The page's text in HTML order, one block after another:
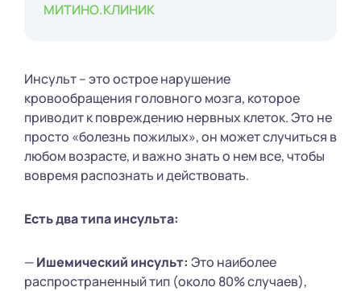
МИТИНО.КЛИНИК
Инсульт – это острое нарушение
кровообращения головного мозга, которое
приводит к повреждению нервных клеток. Это не
просто «болезнь пожилых», он может случиться в
любом возрасте, и важно знать о нем все, чтобы
вовремя распознать и действовать.
Есть два типа инсульта:
—Ишемический инсульт: Это наиболее
распространенный тип (около 80% случаев),